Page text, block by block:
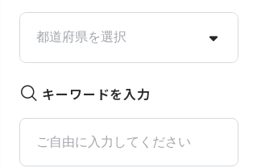
キーワードを入力